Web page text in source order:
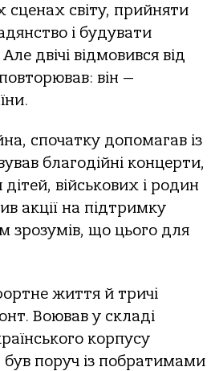
світу, прийняти
і будувати
двічі відмовився від
він —
спочатку допомагав із
благодійні концерти,
військових і родин
акції на підтримку
зрозумів, що цього для
життя й тричі
Воював у складі
корпусу
поруч із побратимами